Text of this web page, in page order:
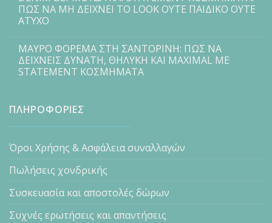
ΠΩΣ ΝΑ ΜΗ ΔΕΙΧΝΕΙ ΤΟ LOOK ΟΥΤΕ ΠΑΙΔΙΚΟ ΟΥΤΕ
ΑΤΥΧΟ
ΜΑΥΡΟ ΦΟΡΕΜΑ ΣΤΗ ΣΑΝΤΟΡΙΝΗ: ΠΩΣ ΝΑ
ΔΕΙΧΝΕΙΣ ΔΥΝΑΤΗ, ΘΗΛΥΚΗ ΚΑΙ MAXIMAL ΜΕ
STATEMENT ΚΟΣΜΗΜΑΤΑ
ΠΛΗΡΟΦΟΡΙΕΣ
Όροι Χρήσης & Ασφάλεια συναλλαγών
Πωλήσεις χονδρικής
Συσκευασία και αποστολές δώρων
Συχνές ερωτήσεις και απαντήσεις